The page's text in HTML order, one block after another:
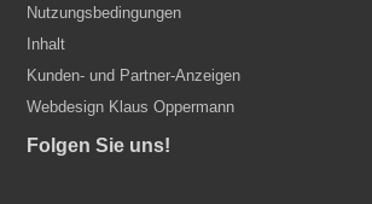
Nutzungsbedingungen
Inhalt
Kunden- und Partner-Anzeigen
Webdesign Klaus Oppermann
Folgen Sie uns!